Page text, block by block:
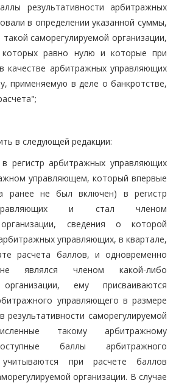
результативности арбитражных
в определении указанной суммы,
саморегулируемой организации,
которых равно нулю и которые при
качестве арбитражных управляющих
применяемую в деле о банкротстве,
в следующей редакции:
регистр арбитражных управляющих
управляющем, который впервые
ранее не был включен) в регистр
и стал членом
организации, сведения о которой
управляющих, в квартале,
расчета баллов, и одновременно
являлся членом какой-либо
организации, ему присваиваются
управляющего в размере
результативности саморегулируемой
такому арбитражному
баллы арбитражного
при расчете баллов
организации. В случае